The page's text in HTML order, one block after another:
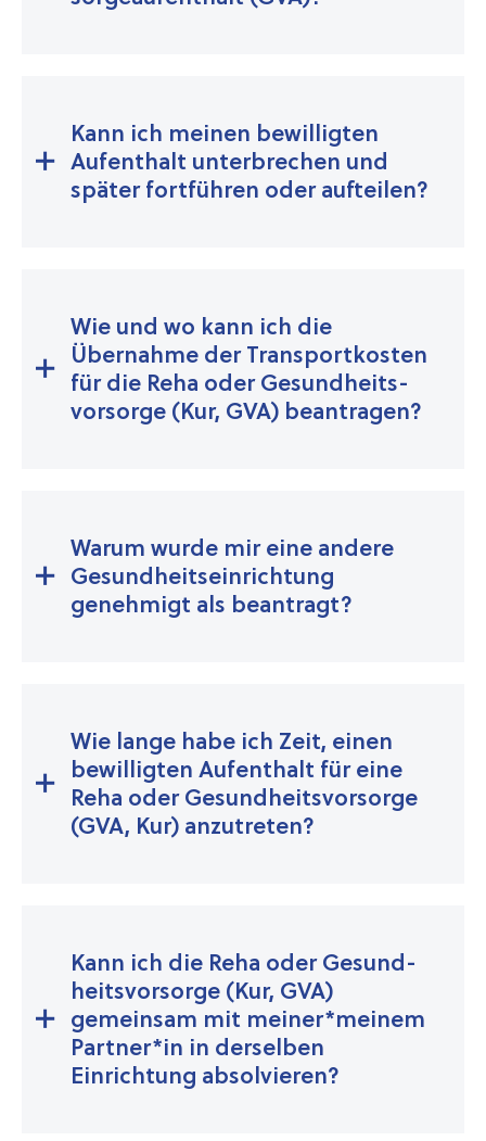
Kann ich meinen bewilligten
Aufenthalt unterbrechen und
später fortführen oder aufteilen?
Wie und wo kann ich die
Übernahme der Transportkosten
für die Reha oder Gesund­heits­
vorsorge (Kur, GVA) beantragen?
Warum wurde mir eine andere
Gesundheitseinrichtung
genehmigt als be­an­tragt?
Wie lange habe ich Zeit, einen
bewilligten Aufenthalt für eine
Reha oder Gesundheitsvorsorge
(GVA, Kur) anzutreten?
Kann ich die Reha oder Gesund­
heits­vorsorge (Kur, GVA)
gemeinsam mit meiner*meinem
Partner*in in derselben
Einrichtung absolvieren?